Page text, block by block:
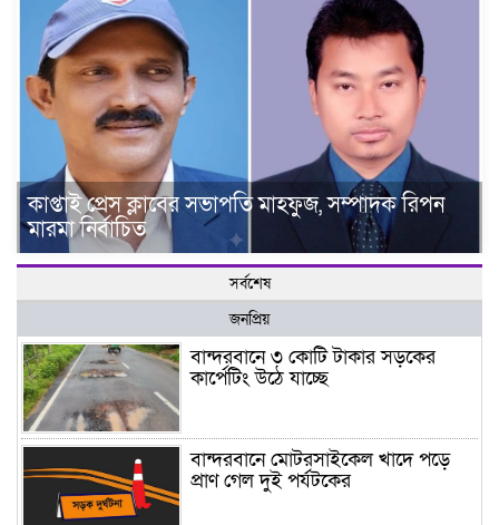
কাপ্তাই প্রেস ক্লাবের সভাপতি মাহফুজ, সম্পাদক রিপন
মারমা নির্বাচিত
সর্বশেষ
জনপ্রিয়
বান্দরবানে ৩ কোটি টাকার সড়কের
কার্পেটিং উঠে যাচ্ছে
বান্দরবানে মোটরসাইকেল খাদে পড়ে
প্রাণ গেল দুই পর্যটকের